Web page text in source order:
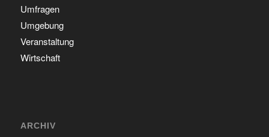
Umfragen
Umgebung
Veranstaltung
Wirtschaft
ARCHIV